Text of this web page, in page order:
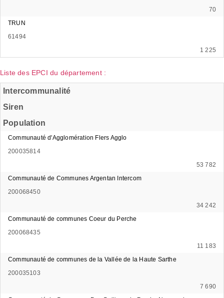
70
TRUN
61494
1 225
Liste des EPCI du département :
Intercommunalité
Siren
Population
Communauté d'Agglomération Flers Agglo
200035814
53 782
Communauté de Communes Argentan Intercom
200068450
34 242
Communauté de communes Coeur du Perche
200068435
11 183
Communauté de communes de la Vallée de la Haute Sarthe
200035103
7 690